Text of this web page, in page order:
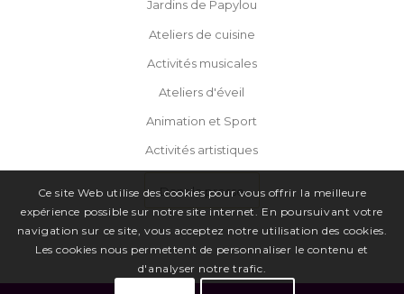
Jardins de Papylou
Ateliers de cuisine
Activités musicales
Ateliers d'éveil
Animation et Sport
Activités artistiques
Dans la presse
Ce site Web utilise des cookies pour vous offrir la meilleure
expérience possible sur notre site internet. En poursuivant votre
navigation sur ce site, vous acceptez notre utilisation des cookies.
Les cookies nous permettent de personnaliser le contenu et
d'analyser notre trafic.